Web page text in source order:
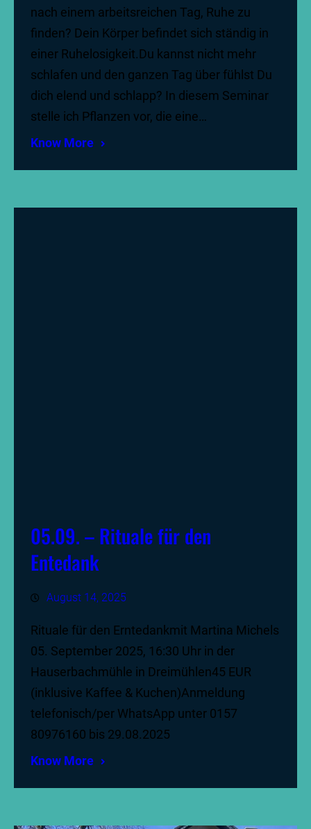
nach einem arbeitsreichen Tag, Ruhe zu
finden? Dein Körper befindet sich ständig in
einer Ruhelosigkeit.Du kannst nicht mehr
schlafen und den ganzen Tag über fühlst Du
dich elend und schlapp? In diesem Seminar
stelle ich Pflanzen vor, die eine…
Know More
05.09. – Rituale für den
Entedank
August 14, 2025
Rituale für den Erntedankmit Martina Michels
05. September 2025, 16:30 Uhr in der
Hauserbachmühle in Dreimühlen45 EUR
(inklusive Kaffee & Kuchen)Anmeldung
telefonisch/per WhatsApp unter 0157
80976160 bis 29.08.2025
Know More